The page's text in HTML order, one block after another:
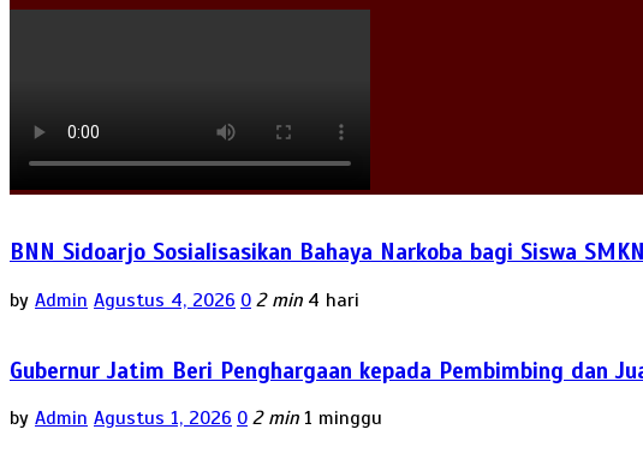
BNN Sidoarjo Sosialisasikan Bahaya Narkoba bagi Siswa
by Admin Agustus 4, 2026 0 2 min 4 hari
Gubernur Jatim Beri Penghargaan kepada Pembimbing dan
by Admin Agustus 1, 2026 0 2 min 1 minggu